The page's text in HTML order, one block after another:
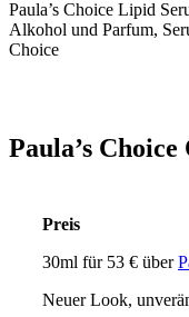
Paula’s
Preis
30ml für 53 € über
Neuer Look,